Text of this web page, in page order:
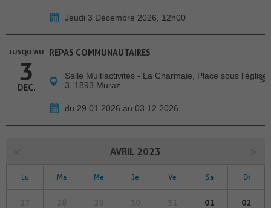
Jeudi 3 Décembre 2026, 12h00
JUSQU'AU
3
DEC.
REPAS COMMUNAUTAIRES
Salle Multiactivités - La Charmaie, Place sous l'église
3, 1893 Muraz
du 29.01.2026 au 03.12.2026
AVRIL 2023
Lu Ma Me Je Ve Sa Di
01 02